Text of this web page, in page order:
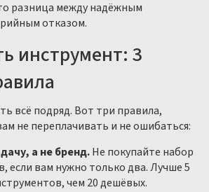
разница между надёжным
отказом.
инструмент: 3
всё подряд. Вот три правила,
не переплачивать и не ошибаться:
а не бренд.Не покупайте набор
если вам нужно только два. Лучше 5
чем 20 дешёвых.